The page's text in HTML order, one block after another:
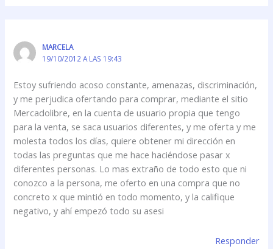
MARCELA
19/10/2012 A LAS 19:43
Estoy sufriendo acoso constante, amenazas, discriminación,
y me perjudica ofertando para comprar, mediante el sitio
Mercadolibre, en la cuenta de usuario propia que tengo
para la venta, se saca usuarios diferentes, y me oferta y me
molesta todos los días, quiere obtener mi dirección en
todas las preguntas que me hace haciéndose pasar x
diferentes personas. Lo mas extraño de todo esto que ni
conozco a la persona, me oferto en una compra que no
concreto x que mintió en todo momento, y la califique
negativo, y ahí empezó todo su asesi
Responder